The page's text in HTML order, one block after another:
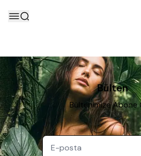
Bülten
Bültenimize Abone